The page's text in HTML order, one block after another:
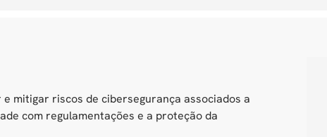
mitigar riscos de cibersegurança associados a
com regulamentações e a proteção da